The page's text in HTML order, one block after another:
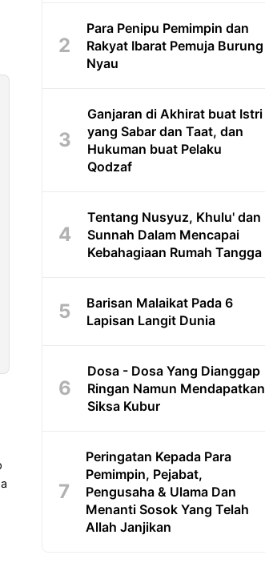
Para Penipu Pemimpin dan
Rakyat Ibarat Pemuja Burung
Nyau
Ganjaran di Akhirat buat Istri
yang Sabar dan Taat, dan
Hukuman buat Pelaku
Qodzaf
Tentang Nusyuz, Khulu' dan
Sunnah Dalam Mencapai
Kebahagiaan Rumah Tangga
Barisan Malaikat Pada 6
Lapisan Langit Dunia
Dosa - Dosa Yang Dianggap
Ringan Namun Mendapatkan
Siksa Kubur
Peringatan Kepada Para
Pemimpin, Pejabat,
Pengusaha & Ulama Dan
Menanti Sosok Yang Telah
Allah Janjikan